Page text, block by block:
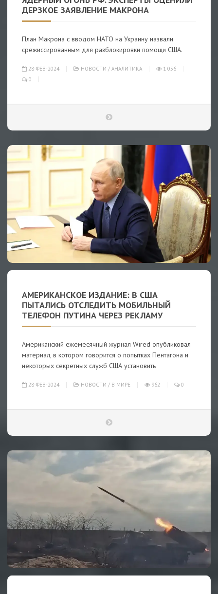
ДЕРЗКОЕ ЗАЯВЛЕНИЕ МАКРОНА
План Макрона с вводом НАТО на Украину назвали
срежиссированным для разблокировки помощи США.
28-ФЕВ-2024 НОВОСТИ / АНАЛИТИКА
1 056
0
АМЕРИКАНСКОЕ ИЗДАНИЕ: В США
ПЫТАЛИСЬ ОТСЛЕДИТЬ МОБИЛЬНЫЙ
ТЕЛЕФОН ПУТИНА ЧЕРЕЗ РЕКЛАМУ
Американский ежемесячный журнал Wired опубликовал
материал, в котором говорится о попытках Пентагона и
некоторых секретных служб США установить
28-ФЕВ-2024 НОВОСТИ / В МИРЕ 962 0